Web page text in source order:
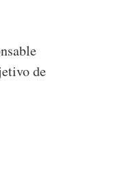
de